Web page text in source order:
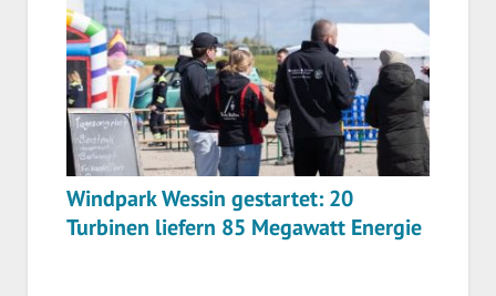
Windpark Wessin gestartet: 20
Turbinen liefern 85 Megawatt Energie